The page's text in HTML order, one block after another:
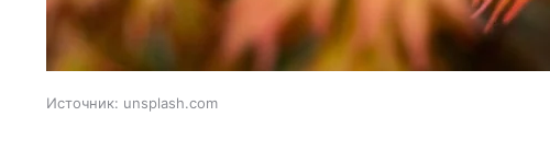
Источник: unsplash.com